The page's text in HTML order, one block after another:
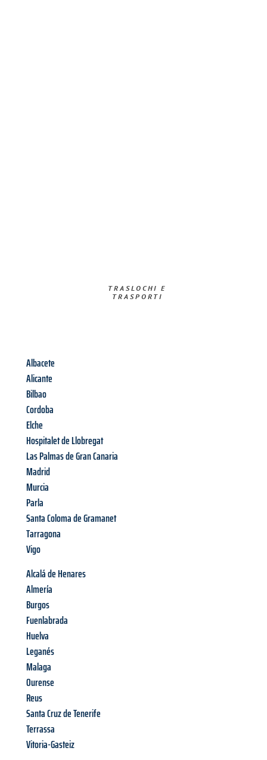
TRASLOCHI E
TRASPORTI​
Albacete
Alicante
Bilbao
Cordoba
Elche
Hospitalet de Llobregat
Las Palmas de Gran Canaria
Madrid
Murcia
Parla
Santa Coloma de Gramanet
Tarragona
Vigo
Alcalá de Henares
Almería
Burgos
Fuenlabrada
Huelva
Leganés
Malaga
Ourense
Reus
Santa Cruz de Tenerife
Terrassa
Vitoria-Gasteiz